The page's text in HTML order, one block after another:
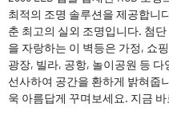
최적의 조명 솔루션을 제공합니
춘 최고의 실외 조명입니다. 첨
을 자랑하는 이 벽등은 가정, 쇼
광장, 빌라, 공항, 놀이공원 등 다
선사하여 공간을 환하게 밝혀줍
욱 아름답게 꾸며보세요. 지금